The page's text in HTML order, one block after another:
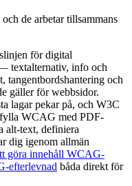
de arbetar tillsammans
för digital
textalternativ, info och
tangentbordshantering och
gäller för webbsidor.
lagar pekar på, och W3C
WCAG med PDF-
alt-text, definiera
dig igenom allmän
göra innehåll WCAG-
efterlevnad båda direkt för